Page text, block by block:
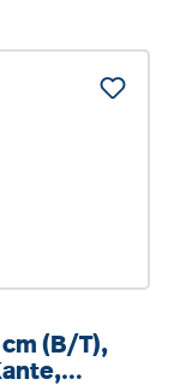
(B/T),